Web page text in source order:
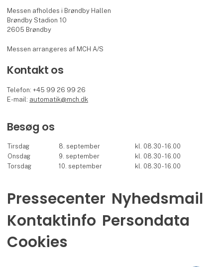
Messen afholdes i Brøndby Hallen
Brøndby Stadion 10
2605 Brøndby
Messen arrangeres af MCH A/S
Kontakt os
Telefon: +45 99 26 99 26
E-mail: automatik@mch.dk
Besøg os
Tirsdag 8. september
kl. 08.30 - 16.00
Onsdag
9. september
kl. 08.30 - 16.00
Torsdag
10. september kl. 08.30 - 16.00
Pressecenter Nyhedsmail
Kontaktinfo Persondata
Cookies